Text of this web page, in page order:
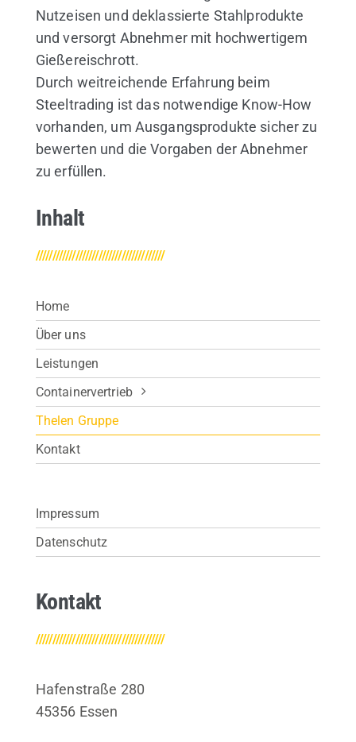
Nutzeisen und deklassierte Stahlprodukte
und versorgt Abnehmer mit hochwertigem
Gießereischrott.
Durch weitreichende Erfahrung beim
Steeltrading ist das notwendige Know-How
vorhanden, um Ausgangsprodukte sicher zu
bewerten und die Vorgaben der Abnehmer
zu erfüllen.
Inhalt
///////////////////////////////////////
Home
Über uns
Leistungen
Containervertrieb
Thelen Gruppe
Kontakt
Impressum
Datenschutz
Kontakt
///////////////////////////////////////
Hafenstraße 280
45356 Essen